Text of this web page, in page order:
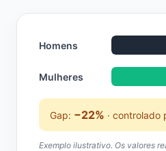
Homens
Mulheres
Gap: −22% · controlado
Exemplo ilustrativo. Os valores